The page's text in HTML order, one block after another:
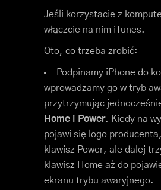
Jeśli korzystacie z
włączcie na nim iTunes.
Oto, co trzeba zrobić:
Podpinamy iPhone do
wprowadzamy go w tryb
przytrzymując
Home i Power. Kiedy na
pojawi się logo
klawisz Power, ale dalej
klawisz Home aż do
ekranu trybu awaryjnego.